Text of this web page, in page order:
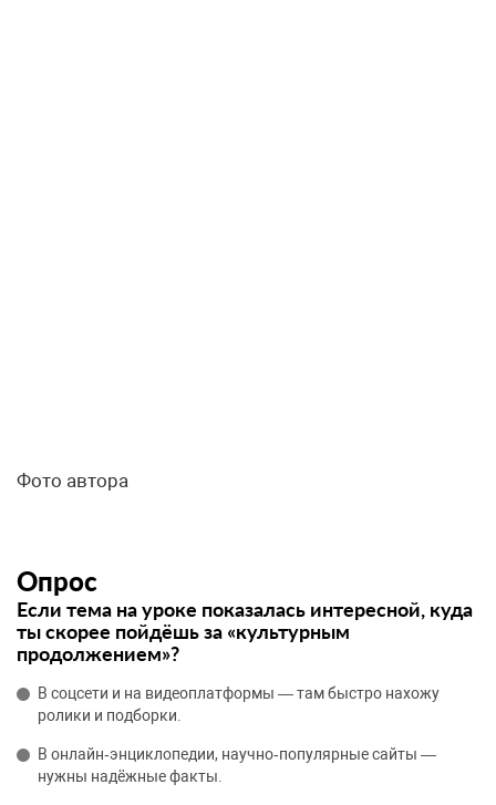
Фото автора
Опрос
Если тема на уроке показалась интересной, куда
ты скорее пойдёшь за «культурным
продолжением»?
В соцсети и на видеоплатформы — там быстро нахожу
ролики и подборки.
В онлайн‑энциклопедии, научно‑популярные сайты —
нужны надёжные факты.